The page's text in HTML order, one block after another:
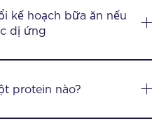
kế hoạch bữa ăn nếu
dị ứng
protein nào?